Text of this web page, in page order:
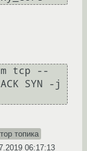
m tcp --
SYN -j
топика
06:17:13